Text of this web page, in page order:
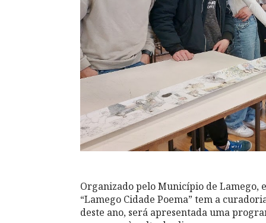
Organizado pelo Município de Lamego,
“Lamego Cidade Poema” tem a
deste ano, será apresentada uma